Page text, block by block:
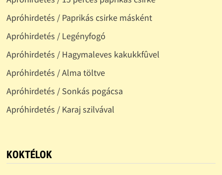
Apróhirdetés / Paprikás csirke másként
Apróhirdetés / Legényfogó
Apróhirdetés / Hagymaleves kakukkfûvel
Apróhirdetés / Alma töltve
Apróhirdetés / Sonkás pogácsa
Apróhirdetés / Karaj szilvával
KOKTÉLOK